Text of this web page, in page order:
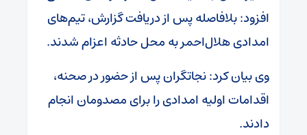
افزود: بلافاصله پس از دریافت گزارش، تیم‌های
امدادی هلال‌احمر به محل حادثه اعزام شدند.
وی بیان کرد: نجاتگران پس از حضور در صحنه،
اقدامات اولیه امدادی را برای مصدومان انجام
دادند.